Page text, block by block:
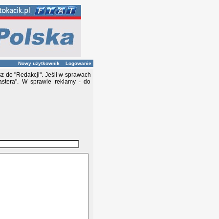
Nowy użytkownik Logowanie
do "Redakcji". Jeśli w sprawach
W sprawie reklamy - do